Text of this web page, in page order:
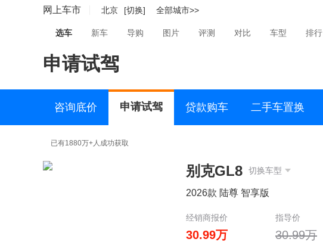
网上车市 北京 [切换] 全部城市>>
选车 新车 导购 图片 评测 对比 车型 排行
申请试驾
咨询底价 申请试驾 贷款购车 二手车置换
已有1880万+人成功获取
别克GL8 切换车型
2026款 陆尊 智享版
经销商报价 指导价
30.99万 30.99万